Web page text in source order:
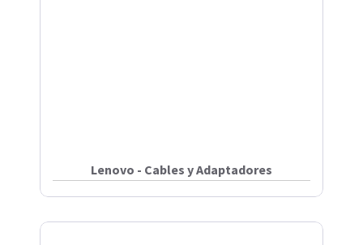
Lenovo - Cables y Adaptadores